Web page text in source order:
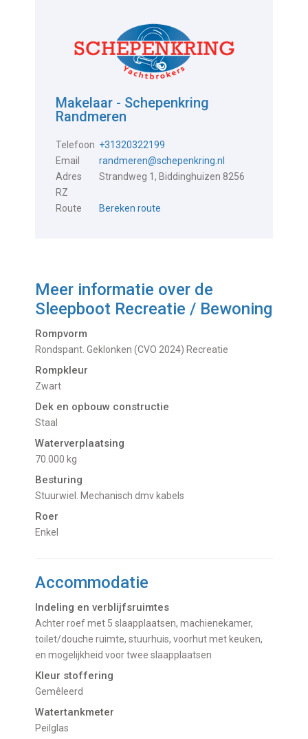
Makelaar - Schepenkring
Randmeren
Telefoon +31320322199
Email
randmeren@schepenkring.nl
Adres
Strandweg 1, Biddinghuizen 8256
RZ
Route
Bereken route
Meer informatie over de
Sleepboot Recreatie / Bewoning
Rompvorm
Rondspant. Geklonken (CVO 2024) Recreatie
Rompkleur
Zwart
Dek en opbouw constructie
Staal
Waterverplaatsing
70.000 kg
Besturing
Stuurwiel. Mechanisch dmv kabels
Roer
Enkel
Accommodatie
Indeling en verblijfsruimtes
Achter roef met 5 slaapplaatsen, machienekamer,
toilet/douche ruimte, stuurhuis, voorhut met keuken,
en mogelijkheid voor twee slaapplaatsen
Kleur stoffering
Gemêleerd
Watertankmeter
Peilglas